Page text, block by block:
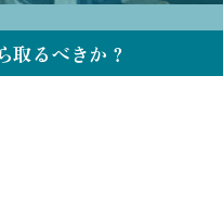
取るべきか？